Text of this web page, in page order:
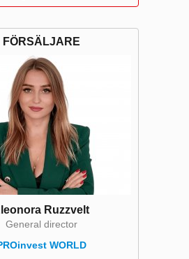
FÖRSÄLJARE
Ruzzvelt
General director
WORLD